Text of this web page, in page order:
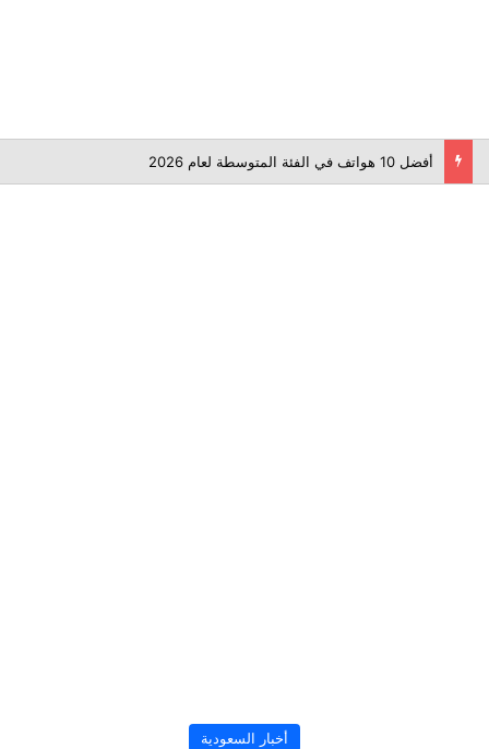
أفضل 10 هواتف في الفئة المتوسطة لعام 2026
أخبار السعودية